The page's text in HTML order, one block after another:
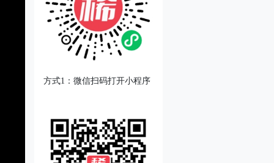
方式1：微信扫码打开小程序